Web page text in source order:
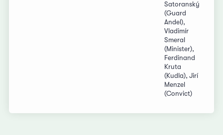
Satoranský
(Guard
Andel),
Vladimír
Smeral
(Minister),
Ferdinand
Kruta
(Kudla), Jirí
Menzel
(Convict)